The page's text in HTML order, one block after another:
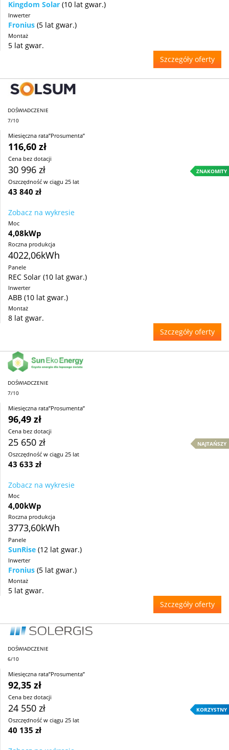
Kingdom Solar (10 lat gwar.)
Inwerter
Fronius (5 lat gwar.)
Montaż
5 lat gwar.
Szczegóły oferty
DOŚWIADCZENIE
7/10
Miesięczna rata”Prosumenta”
116,60 zł
Cena bez dotacji
30 996 zł ZNAKOMITY
Oszczędność w ciągu 25 lat
43 840 zł
Zobacz na wykresie
Moc
4,08kWp
Roczna produkcja
4022,06kWh
Panele
REC Solar (10 lat gwar.)
Inwerter
ABB (10 lat gwar.)
Montaż
8 lat gwar.
Szczegóły oferty
DOŚWIADCZENIE
7/10
Miesięczna rata”Prosumenta”
96,49 zł
Cena bez dotacji
25 650 zł NAJTAŃSZY
Oszczędność w ciągu 25 lat
43 633 zł
Zobacz na wykresie
Moc
4,00kWp
Roczna produkcja
3773,60kWh
Panele
SunRise (12 lat gwar.)
Inwerter
Fronius (5 lat gwar.)
Montaż
5 lat gwar.
Szczegóły oferty
DOŚWIADCZENIE
6/10
Miesięczna rata”Prosumenta”
92,35 zł
Cena bez dotacji
24 550 zł KORZYSTNY
Oszczędność w ciągu 25 lat
40 135 zł